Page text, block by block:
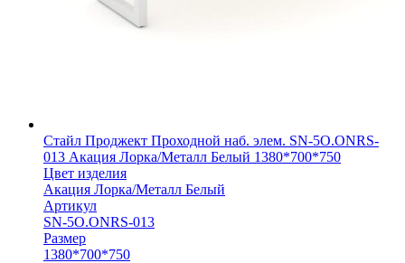
Стайл Проджект Проходной наб. элем. SN-5O.ONRS-
013 Акация Лорка/Металл Белый 1380*700*750
Цвет изделия
Акация Лорка/Металл Белый
Артикул
SN-5O.ONRS-013
Размер
1380*700*750